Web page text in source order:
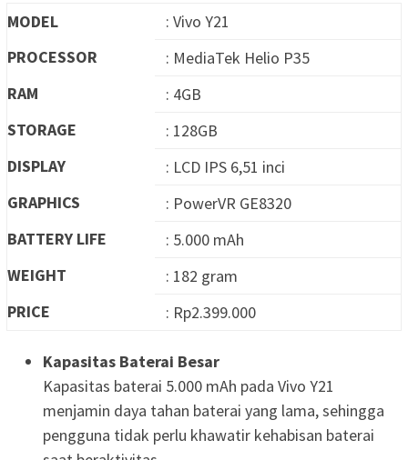
MODEL
: Vivo Y21
PROCESSOR
: MediaTek Helio P35
RAM
: 4GB
STORAGE
: 128GB
DISPLAY
: LCD IPS 6,51 inci
GRAPHICS
: PowerVR GE8320
BATTERY LIFE
: 5.000 mAh
WEIGHT
: 182 gram
PRICE
: Rp2.399.000
Kapasitas Baterai Besar
Kapasitas baterai 5.000 mAh pada Vivo Y21
menjamin daya tahan baterai yang lama, sehingga
pengguna tidak perlu khawatir kehabisan baterai